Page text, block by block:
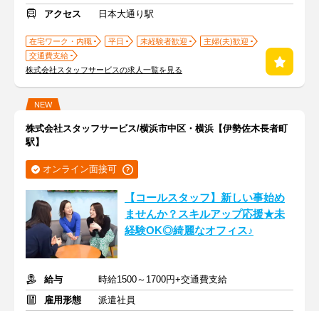
アクセス
日本大通り駅
在宅ワーク・内職 平日 未経験者歓迎
主婦(夫)歓迎
交通費支給
株式会社スタッフサービスの求人一覧を見る
NEW
株式会社スタッフサービス/横浜市中区・横浜【伊勢佐木長者町
駅】
オンライン面接可
【コールスタッフ】新しい事始め
ませんか？スキルアップ応援★未
経験OK◎綺麗なオフィス♪
給与
時給1500～1700円+交通費支給
雇用形態
派遣社員